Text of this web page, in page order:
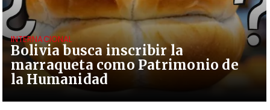
Bolivia busca inscribir la
marraqueta como Patrimonio de
la Humanidad
INTERNACIONAL